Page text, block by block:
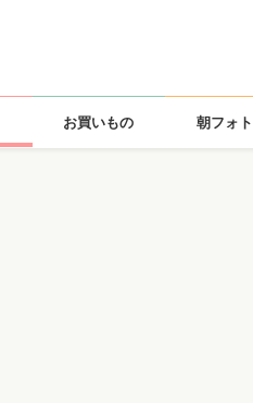
お買いもの 朝フォト